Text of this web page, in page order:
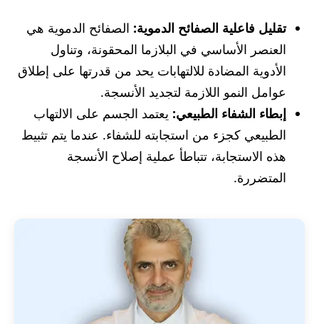
تقليل فاعلية الصفائح الدموية: الصفائح الدموية هي
العنصر الأساسي في البلازما المحقونة، وتناول
الأدوية المضادة للالتهابات يحد من قدرتها على إطلاق
عوامل النمو اللازمة لتجديد الأنسجة.
إبطاء الشفاء الطبيعي: يعتمد الجسم على الالتهاب
الطبيعي كجزء من استجابته للشفاء. عندما يتم تثبيط
هذه الاستجابة، تتباطأ عملية إصلاح الأنسجة
المتضررة.